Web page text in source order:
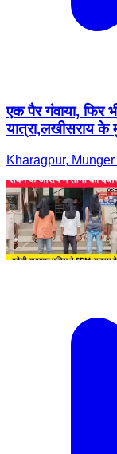
एक पैर गंवाया, फिर
यात्रा,लखीसराय के
Kharagpur,